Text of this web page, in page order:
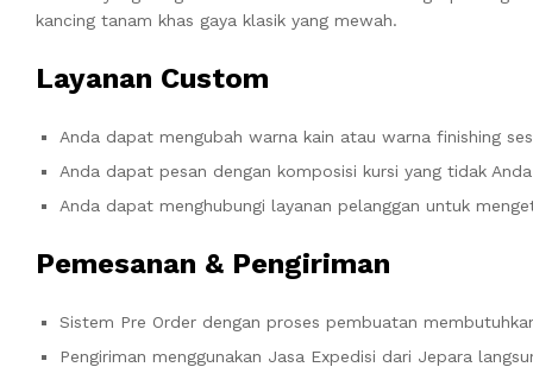
kancing tanam khas gaya klasik yang mewah.
Layanan Custom
Anda dapat mengubah warna kain atau warna finishing
Anda dapat pesan dengan komposisi kursi yang tidak
Anda dapat menghubungi layanan pelanggan untuk
Pemesanan & Pengiriman
Sistem Pre Order dengan proses pembuatan
Pengiriman menggunakan Jasa Expedisi dari Jepara